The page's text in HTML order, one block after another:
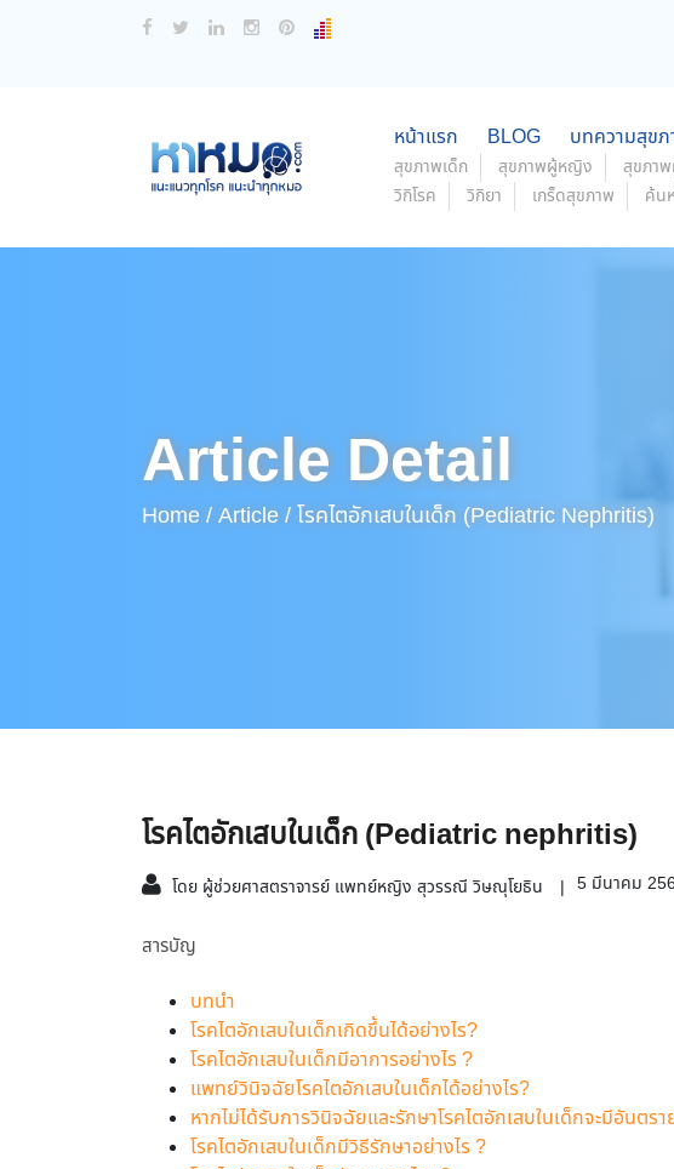
หน้าแรก BLOG บทความสุข
สุขภาพเด็ก สุขภาพผู้หญิง สุขภา
วิกิโรค
วิกิยา เกร็ดสุขภาพ ค้น
Article Detail
Home /Article /โรคไตอักเสบในเด็ก (Pediatric Nephritis)
โรคไตอักเสบในเด็ก (Pediatric nephritis)
โดย ผู้ช่วยศาสตราจารย์ แพทย์หญิง สุวรรณี วิษณุโยธิน 5 มีนาคม
สารบัญ
บทนำ
โรคไตอักเสบในเด็กเกิดขึ้นได้อย่างไร?
โรคไตอักเสบในเด็กมีอาการอย่างไร ?
แพทย์วินิจฉัยโรคไตอักเสบในเด็กได้อย่างไร?
หากไม่ได้รับการวินิจฉัยและรักษาโรคไตอักเสบในเด็กจะมีอันตรา
โรคไตอักเสบในเด็กมีวิธีรักษาอย่างไร ?